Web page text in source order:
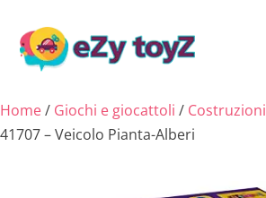
Home/ Giochi e giocattoli / Costruzioni
41707 – Veicolo Pianta-Alberi